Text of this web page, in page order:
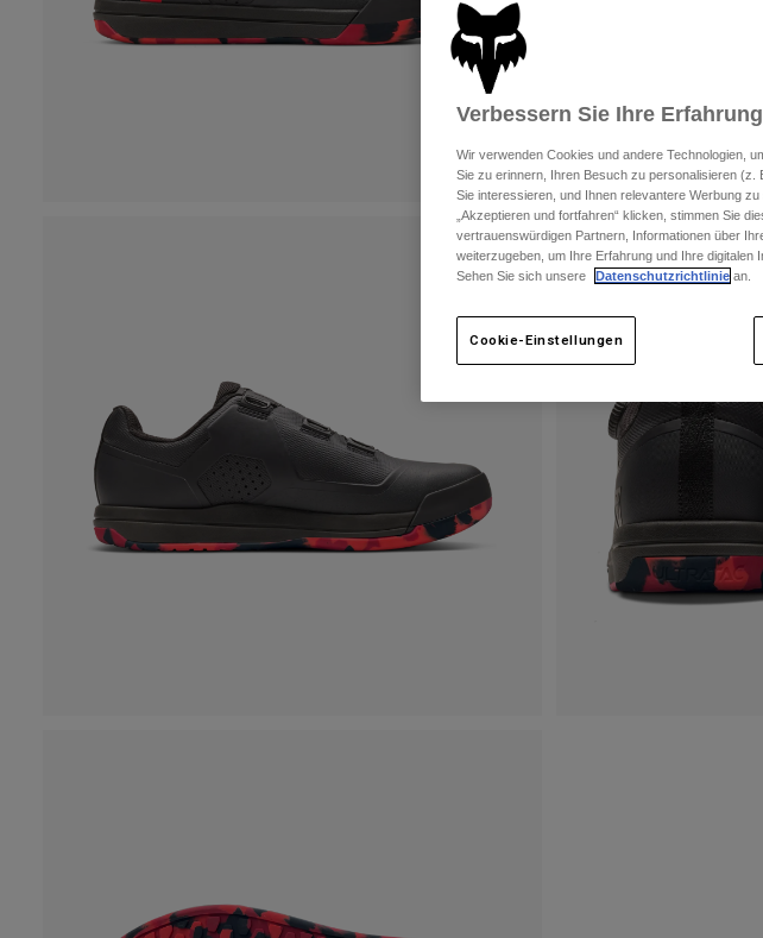
Verbessern Sie Ihre Erfahrung
Wir verwenden Cookies und andere Technologien,
Sie zu erinnern, Ihren Besuch zu personalisieren
Sie interessieren, und Ihnen relevantere Werbung
„Akzeptieren und fortfahren“ klicken, stimmen Sie
vertrauenswürdigen Partnern, Informationen über
weiterzugeben, um Ihre Erfahrung und Ihre
Sehen Sie sich unsere
Datenschutzrichtlinie an.
Cookie-Einstellungen